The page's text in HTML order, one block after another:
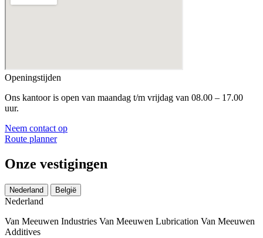
Openingstijden
Ons kantoor is open van maandag t/m vrijdag van 08.00 – 17.00
uur.
Neem contact op
Route planner
Onze vestigingen
Nederland België
Nederland
Van Meeuwen Industries Van Meeuwen Lubrication Van Meeuwen
Additives